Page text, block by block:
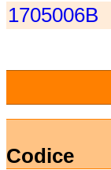
1705006B
Codice